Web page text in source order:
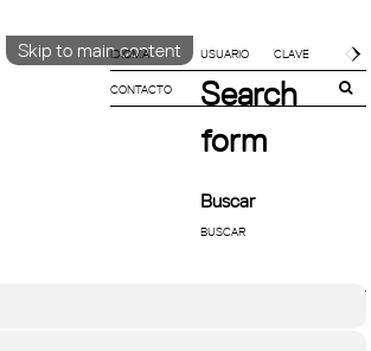
Skip to main content
IDIOMA
CATALÀ
CONTACTO
Search
form
Buscar